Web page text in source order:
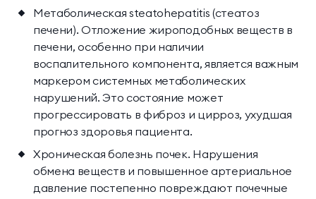
Метаболическая steatohepatitis (стеатоз
печени). Отложение жироподобных веществ в
печени, особенно при наличии
воспалительного компонента, является важным
маркером системных метаболических
нарушений. Это состояние может
прогрессировать в фиброз и цирроз, ухудшая
прогноз здоровья пациента.
Хроническая болезнь почек. Нарушения
обмена веществ и повышенное артериальное
давление постепенно повреждают почечные